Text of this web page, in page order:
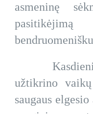
asmeninę
Kasdienis
užtikrino
saugaus